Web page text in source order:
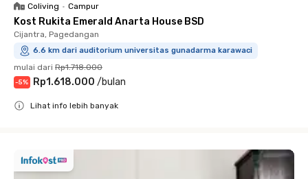
Coliving • Campur
Kost Rukita Emerald Anarta House BSD
Cijantra, Pagedangan
6.6 km dari auditorium universitas gunadarma karawaci
mulai dari Rp1.718.000
-5% Rp1.618.000 /bulan
Lihat info lebih banyak